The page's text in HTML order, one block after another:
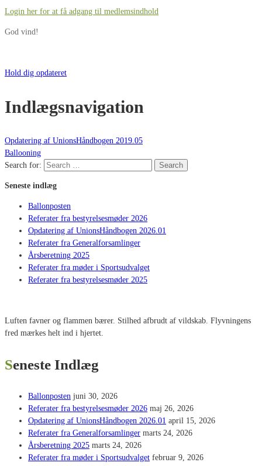
Login her for at få adgang til medlemsindhold
God vind!
Hold dig opdateret
Indlægsnavigation
Opdatering af UnionsHåndbogen 2019.05
Ballooning
Search for:
Search
Seneste indlæg
Ballonposten
Referater fra bestyrelsesmøder 2026
Opdatering af UnionsHåndbogen 2026.01
Referater fra Generalforsamlinger
Årsberetning 2025
Referater fra møder i Sportsudvalget
Referater fra bestyrelsesmøder 2025
Luften favner og flammen bærer. Stilhed afbrudt af vildskab. Flyvningens
fred mærkes helt ind i hjertet.
Seneste Indlæg
Ballonposten juni 30, 2026
Referater fra bestyrelsesmøder 2026 maj 26, 2026
Opdatering af UnionsHåndbogen 2026.01 april 15, 2026
Referater fra Generalforsamlinger marts 24, 2026
Årsberetning 2025 marts 24, 2026
Referater fra møder i Sportsudvalget februar 9, 2026